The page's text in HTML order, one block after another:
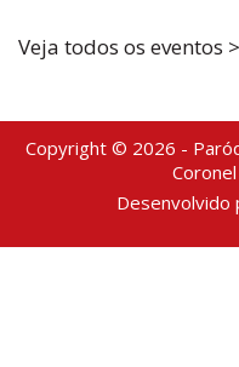
Veja todos os eventos
Copyright © 2026 -
Desenvolvido